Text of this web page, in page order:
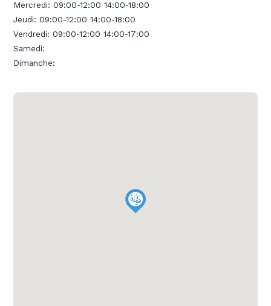
Mercredi:09:00-12:00 14:00-18:00
Jeudi:09:00-12:00 14:00-18:00
Vendredi:09:00-12:00 14:00-17:00
Samedi:
Dimanche: